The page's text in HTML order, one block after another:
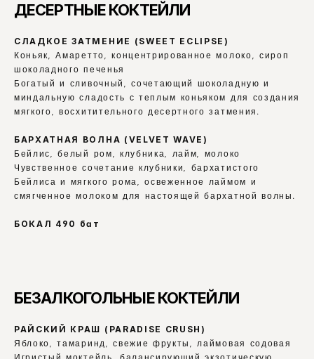
ДЕСЕРТНЫЕ КОКТЕЙЛИ
СЛАДКОЕ ЗАТМЕНИЕ (SWEET ECLIPSE)
Коньяк, Амаретто, концентрированное молоко, сироп
шоколадного печенья
Богатый и сливочный, сочетающий шоколадную и
миндальную сладость с теплым коньяком для создания
мягкого, восхитительного десертного затмения.
БАРХАТНАЯ ВОЛНА (VELVET WAVE)
Бейлис, белый ром, клубника, лайм, молоко
Чувственное сочетание клубники, бархатистого
Бейлиса и мягкого рома, освеженное лаймом и
смягченное молоком для настоящей бархатной волны.
БОКАЛ 490 бат
БЕЗАЛКОГОЛЬНЫЕ КОКТЕЙЛИ
РАЙСКИЙ КРАШ (PARADISE CRUSH)
Яблоко, тамаринд, свежие фрукты, лаймовая содовая